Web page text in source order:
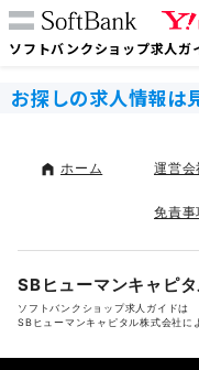
ソフトバンクショップ求人ガ
お探しの求人情報は
ホーム 運営会
免責事
SBヒューマンキャピ
ソフトバンクショップ求人ガイドは
SBヒューマンキャピタル株式会社に